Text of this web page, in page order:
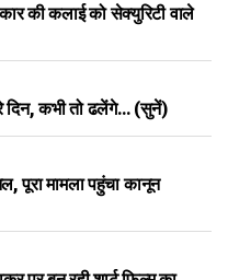
की कलाई को सेक्युरिटी वाले
दिन, कभी तो ढलेंगे… (सुनें)
पूरा मामला पहुंचा कानून